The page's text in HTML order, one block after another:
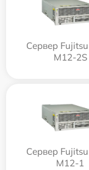
Сервер
M12-2S
Сервер
M12-1